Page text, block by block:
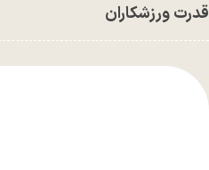
قدرت ورزشکاران